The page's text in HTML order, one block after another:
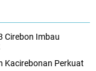
Cirebon Imbau
Kacirebonan Perkuat